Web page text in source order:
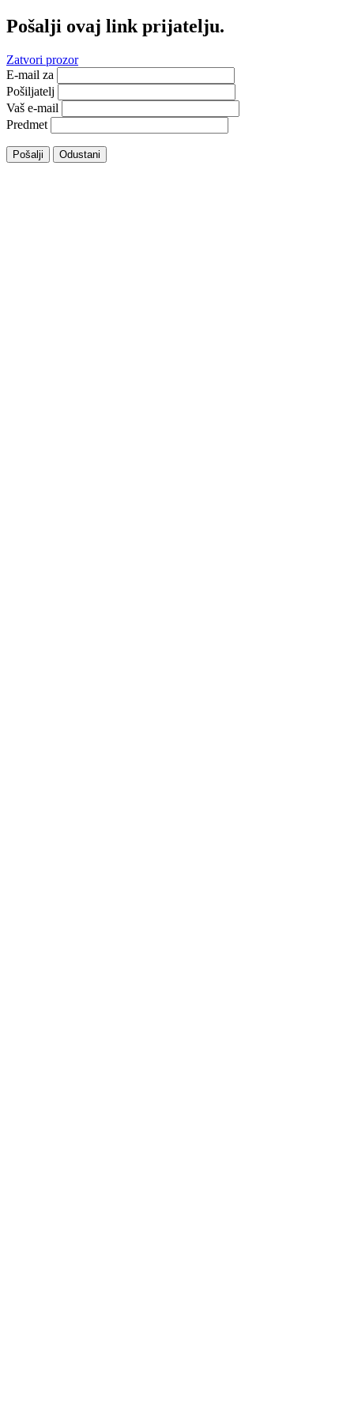
Pošalji ovaj link prijatelju.
Zatvori prozor
E-mail za
Pošiljatelj
Vaš e-mail
Predmet
Pošalji Odustani